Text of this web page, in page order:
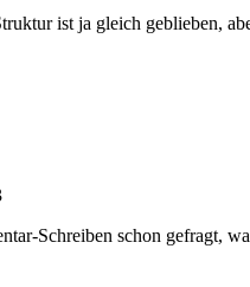
ist ja gleich geblieben,
Schreiben schon gefragt,